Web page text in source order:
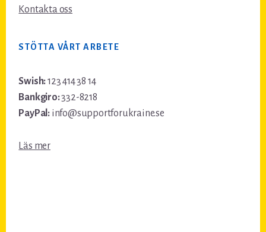
Kontakta oss
STÖTTA VÅRT ARBETE
Swish:123 414 38 14
Bankgiro:332-8218
PayPal: info@supportforukraine.se
Läs mer